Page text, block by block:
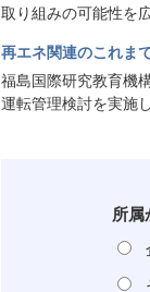
取り組みの可能性を
再エネ関連のこれま
福島国際研究教育機
運転管理検討を実施
所属